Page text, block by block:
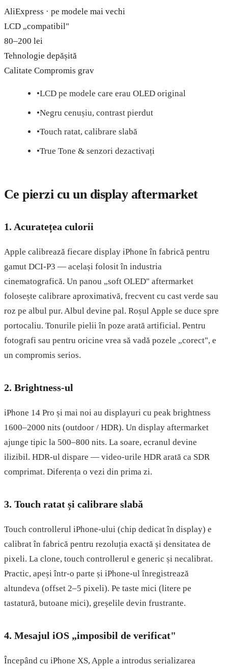
AliExpress · pe modele mai vechi
LCD „compatibil"
80–200 lei
Tehnologie depășită
Calitate Compromis grav
•LCD pe modele care erau OLED original
•Negru cenușiu, contrast pierdut
•Touch ratat, calibrare slabă
•True Tone & senzori dezactivați
Ce pierzi cu un display aftermarket
1. Acuratețea culorii
Apple calibrează fiecare display iPhone în fabrică pentru
gamut DCI-P3 — același folosit în industria
cinematografică. Un panou „soft OLED" aftermarket
folosește calibrare aproximativă, frecvent cu cast verde sau
roz pe albul pur. Albul devine pal. Roșul Apple se duce spre
portocaliu. Tonurile pielii în poze arată artificial. Pentru
fotografi sau pentru oricine vrea să vadă pozele „corect", e
un compromis serios.
2. Brightness-ul
iPhone 14 Pro și mai noi au displayuri cu peak brightness
1600–2000 nits (outdoor / HDR). Un display aftermarket
ajunge tipic la 500–800 nits. La soare, ecranul devine
ilizibil. HDR-ul dispare — video-urile HDR arată ca SDR
comprimat. Diferența o vezi din prima zi.
3. Touch ratat și calibrare slabă
Touch controllerul iPhone-ului (chip dedicat în display) e
calibrat în fabrică pentru rezoluția exactă și densitatea de
pixeli. La clone, touch controllerul e generic și necalibrat.
Practic, apeși într-o parte și iPhone-ul înregistrează
altundeva (offset 2–5 pixeli). Pe taste mici (litere pe
tastatură, butoane mici), greșelile devin frustrante.
4. Mesajul iOS „imposibil de verificat"
Începând cu iPhone XS, Apple a introdus serializarea